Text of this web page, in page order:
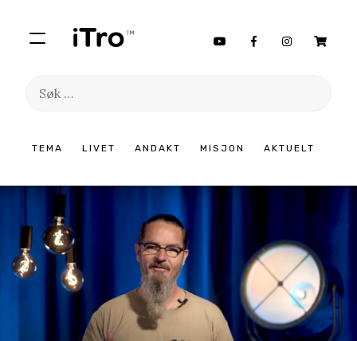
TEMA LIVET ANDAKT MISJON AKTUELT
Søk
innhold